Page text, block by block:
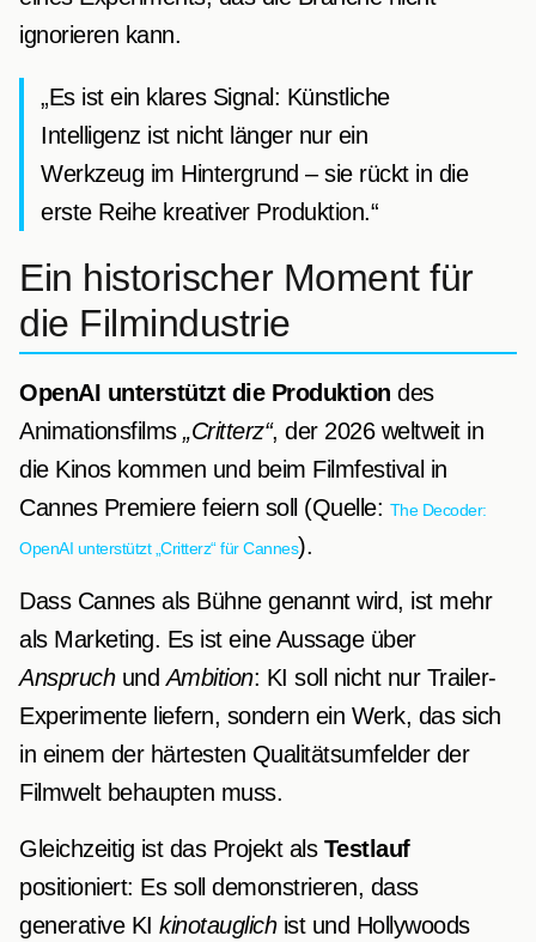
ignorieren kann.
„Es ist ein klares Signal: Künstliche
Intelligenz ist nicht länger nur ein
Werkzeug im Hintergrund – sie rückt in die
erste Reihe kreativer Produktion.“
Ein historischer Moment für
die Filmindustrie
OpenAI unterstützt die Produktion des
Animationsfilms „Critterz“, der 2026 weltweit in
die Kinos kommen und beim Filmfestival in
Cannes Premiere feiern soll (Quelle: The Decoder:
OpenAI unterstützt „Critterz“ für Cannes).
Dass Cannes als Bühne genannt wird, ist mehr
als Marketing. Es ist eine Aussage über
AnspruchundAmbition: KI soll nicht nur Trailer-
Experimente liefern, sondern ein Werk, das sich
in einem der härtesten Qualitätsumfelder der
Filmwelt behaupten muss.
Gleichzeitig ist das Projekt als Testlauf
positioniert: Es soll demonstrieren, dass
generative KI kinotauglichist und Hollywoods